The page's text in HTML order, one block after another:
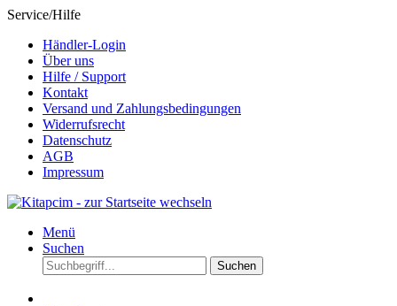
Service/Hilfe
Händler-Login
Über uns
Hilfe / Support
Kontakt
Versand und Zahlungsbedingungen
Widerrufsrecht
Datenschutz
AGB
Impressum
Menü
Suchen
Suchen